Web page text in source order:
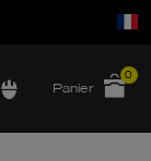
Panier
0